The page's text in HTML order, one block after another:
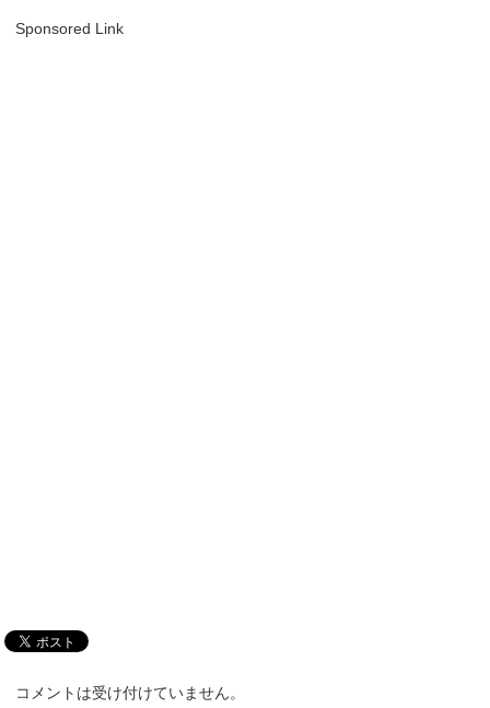
Sponsored Link
コメントは受け付けていません。